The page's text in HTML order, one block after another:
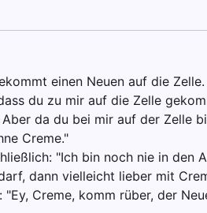
einen Neuen auf die
du zu mir auf die Zelle
da du bei mir auf der Zelle
Creme."
"Ich bin noch nie in den
dann vielleicht lieber mit
Creme, komm rüber, der